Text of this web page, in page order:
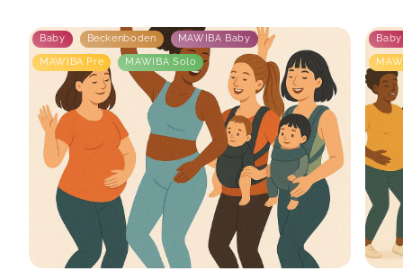
Baby Beckenboden MAWIBA Baby
MAWIBA Pre MAWIBA Solo
Baby